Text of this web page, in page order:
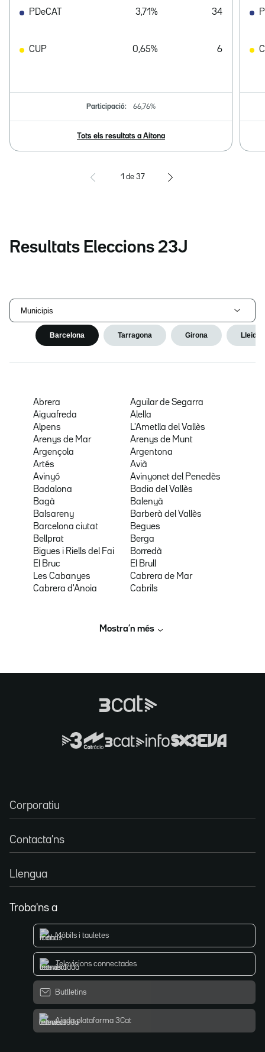
PDeCAT 3,71% 34
CUP 0,65% 6
Participació: 66,76%
Tots els resultats a Aitona
1 de 37
Resultats Eleccions 23J
Municipis
Barcelona Tarragona Girona Lleida
Abrera
Aguilar de Segarra
Aiguafreda
Alella
Alpens
L'Ametlla del Vallès
Arenys de Mar
Arenys de Munt
Argençola
Argentona
Artés
Avià
Avinyó
Avinyonet del Penedès
Badalona
Badia del Vallès
Bagà
Balenyà
Balsareny
Barberà del Vallès
Barcelona ciutat
Begues
Bellprat
Berga
Bigues i Riells del Fai
Borredà
El Bruc
El Brull
Les Cabanyes
Cabrera de Mar
Cabrera d'Anoia
Cabrils
Mostra’n més
Corporatiu
Contacta'ns
Llengua
Troba'ns a
Mòbils i tauletes
Televisions connectades
Butlletins
Ajuda plataforma 3Cat